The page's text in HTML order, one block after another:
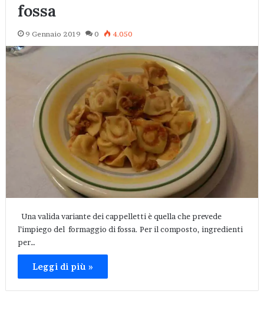
fossa
9 Gennaio 2019 0 4.050
Una valida variante dei cappelletti è quella che prevede
l’impiego del formaggio di fossa. Per il composto, ingredienti
per…
Leggi di più »